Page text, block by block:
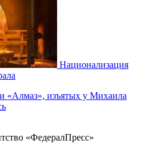
Национализация
«Алмаз», изъятых у Михаила
«ФедералПресс»